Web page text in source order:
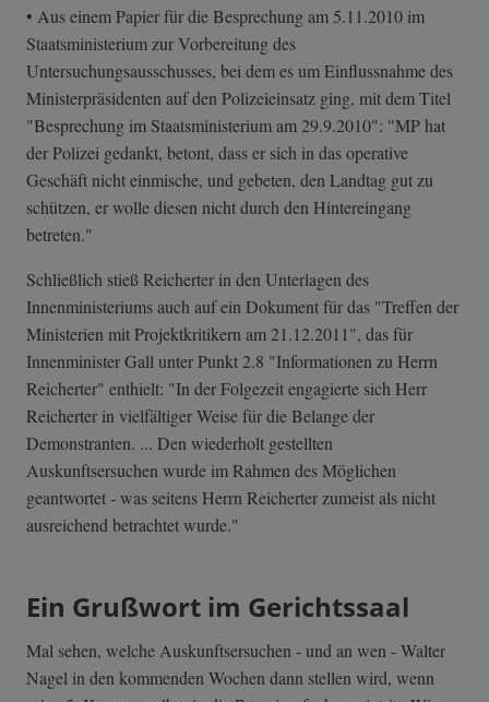
• Aus einem Papier für die Besprechung am 5.11.2010 im
Staatsministerium zur Vorbereitung des
Untersuchungsausschusses, bei dem es um Einflussnahme des
Ministerpräsidenten auf den Polizeieinsatz ging, mit dem Titel
"Besprechung im Staatsministerium am 29.9.2010": "MP hat
der Polizei gedankt, betont, dass er sich in das operative
Geschäft nicht einmische, und gebeten, den Landtag gut zu
schützen, er wolle diesen nicht durch den Hintereingang
betreten."
Schließlich stieß Reicherter in den Unterlagen des
Innenministeriums auch auf ein Dokument für das "Treffen der
Ministerien mit Projektkritikern am 21.12.2011", das für
Innenminister Gall unter Punkt 2.8 "Informationen zu Herrn
Reicherter" enthielt: "In der Folgezeit engagierte sich Herr
Reicherter in vielfältiger Weise für die Belange der
Demonstranten. ... Den wiederholt gestellten
Auskunftsersuchen wurde im Rahmen des Möglichen
geantwortet - was seitens Herrn Reicherter zumeist als nicht
ausreichend betrachtet wurde."
Ein Grußwort im Gerichtssaal
Mal sehen, welche Auskunftsersuchen - und an wen - Walter
Nagel in den kommenden Wochen dann stellen wird, wenn